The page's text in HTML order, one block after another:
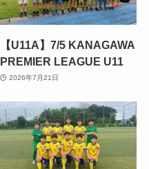
【U11A】7/5 KANAGAWA
PREMIER LEAGUE U11
2026年7月21日